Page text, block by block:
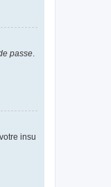
passe.
insu